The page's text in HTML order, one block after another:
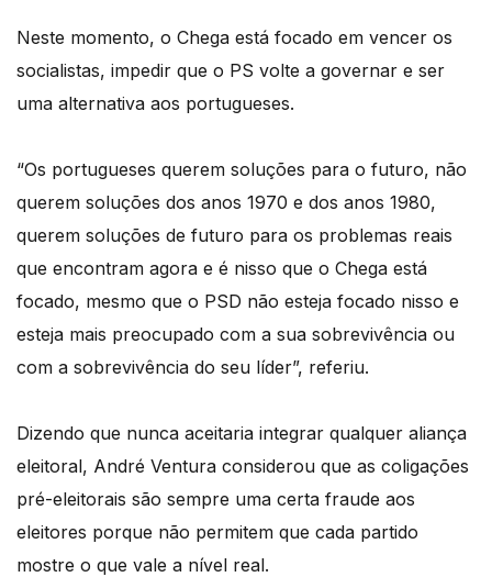
Neste momento, o Chega está focado em vencer os
socialistas, impedir que o PS volte a governar e ser
uma alternativa aos portugueses.
“Os portugueses querem soluções para o futuro, não
querem soluções dos anos 1970 e dos anos 1980,
querem soluções de futuro para os problemas reais
que encontram agora e é nisso que o Chega está
focado, mesmo que o PSD não esteja focado nisso e
esteja mais preocupado com a sua sobrevivência ou
com a sobrevivência do seu líder”, referiu.
Dizendo que nunca aceitaria integrar qualquer aliança
eleitoral, André Ventura considerou que as coligações
pré-eleitorais são sempre uma certa fraude aos
eleitores porque não permitem que cada partido
mostre o que vale a nível real.